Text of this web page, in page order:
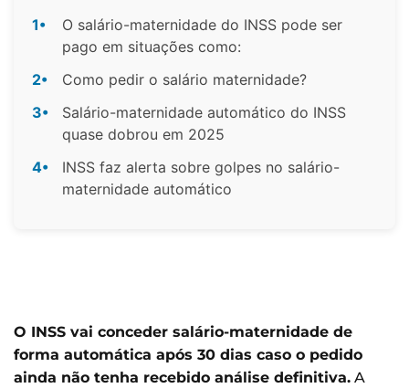
1•
O salário-maternidade do INSS pode ser
pago em situações como:
2•
Como pedir o salário maternidade?
3•
Salário-maternidade automático do INSS
quase dobrou em 2025
4•
INSS faz alerta sobre golpes no salário-
maternidade automático
O INSS vai conceder salário-maternidade de
forma automática após 30 dias caso o pedido
ainda não tenha recebido análise definitiva. A